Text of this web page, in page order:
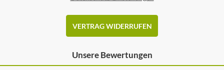
VERTRAG WIDERRUFEN
Unsere Bewertungen